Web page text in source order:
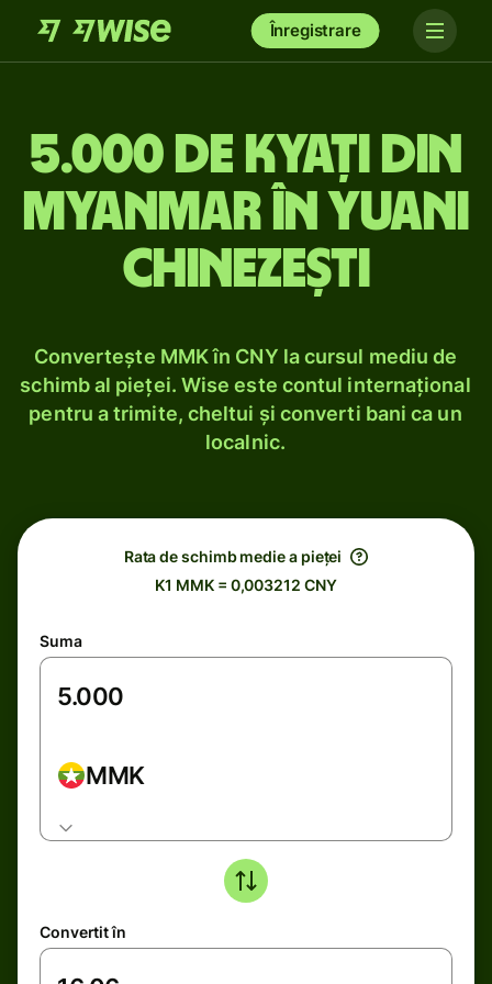
Înregistrare
5.000 de kyați din
Myanmar în yuani
chinezești
Convertește MMK în CNY la cursul mediu de
schimb al pieței. Wise este contul internațional
pentru a trimite, cheltui și converti bani ca un
localnic.
Rata de schimb medie a pieței
K1 MMK = 0,003212 CNY
Suma
MMK
Convertit în